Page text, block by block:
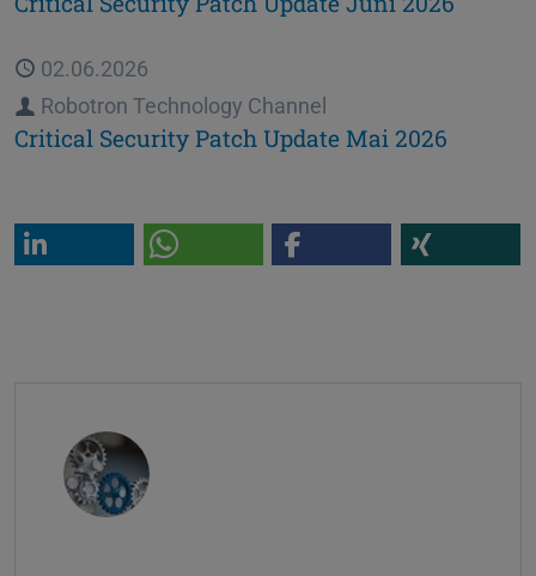
Veröffentlicht
02.06.2026
Autor
Robotron Technology Channel
Critical Security Patch Update Mai 2026